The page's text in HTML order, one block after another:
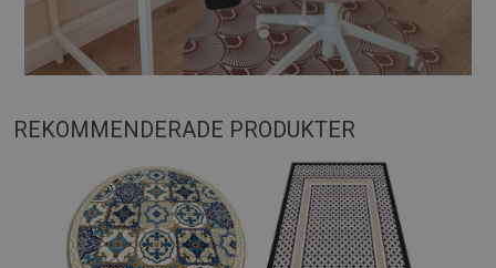
REKOMMENDERADE PRODUKTER